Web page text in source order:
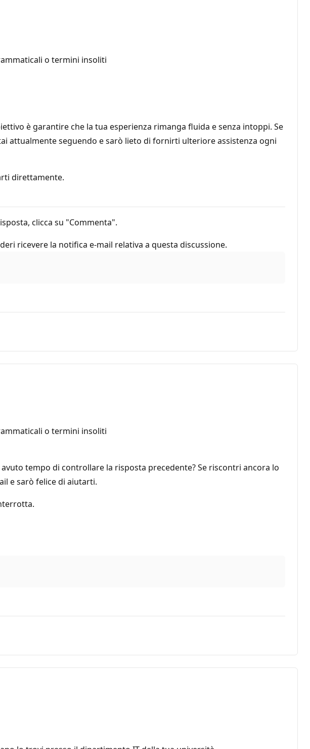
o termini insoliti
è garantire che la tua esperienza rimanga fluida e senza intoppi. Se
attualmente seguendo e sarò lieto di fornirti ulteriore assistenza ogni
direttamente.
clicca su "Commenta".
ricevere la notifica e-mail relativa a questa discussione.
o termini insoliti
tempo di controllare la risposta precedente? Se riscontri ancora lo
e sarò felice di aiutarti.